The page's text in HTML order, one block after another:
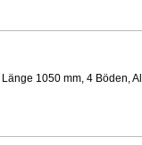
1050 mm, 4 Böden,